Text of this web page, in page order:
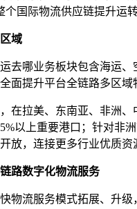
国际物流供应链提升运转
域
去哪业务板块包含海运
面提升平台全链路多区域
在拉美、东南亚、非洲
以上重要港口；针对非
放，连接更多行业优质
路数字化物流服务
物流服务模式拓展、升级